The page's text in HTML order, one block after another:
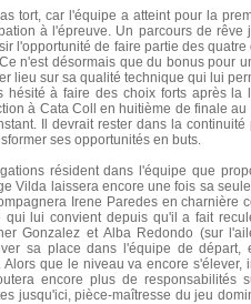
tort, car l'équipe a atteint pour la
à l'épreuve. Un parcours de
l'opportunité de faire partie des
n'est désormais que du bonus pour
lieu sur sa qualité technique qui lui
à faire des choix forts après la
à Cata Coll en huitième de finale
Il devrait rester dans la
ses opportunités en buts.
résident dans l'équipe que
Vilda laissera encore une fois sa
Irene Paredes en charnière
qui lui convient depuis qu'il a fait
Gonzalez et Alba Redondo (sur
sa place dans l'équipe de
que le niveau va encore s'élever,
encore plus de responsabilités
jusqu'ici, pièce-maîtresse du jeu